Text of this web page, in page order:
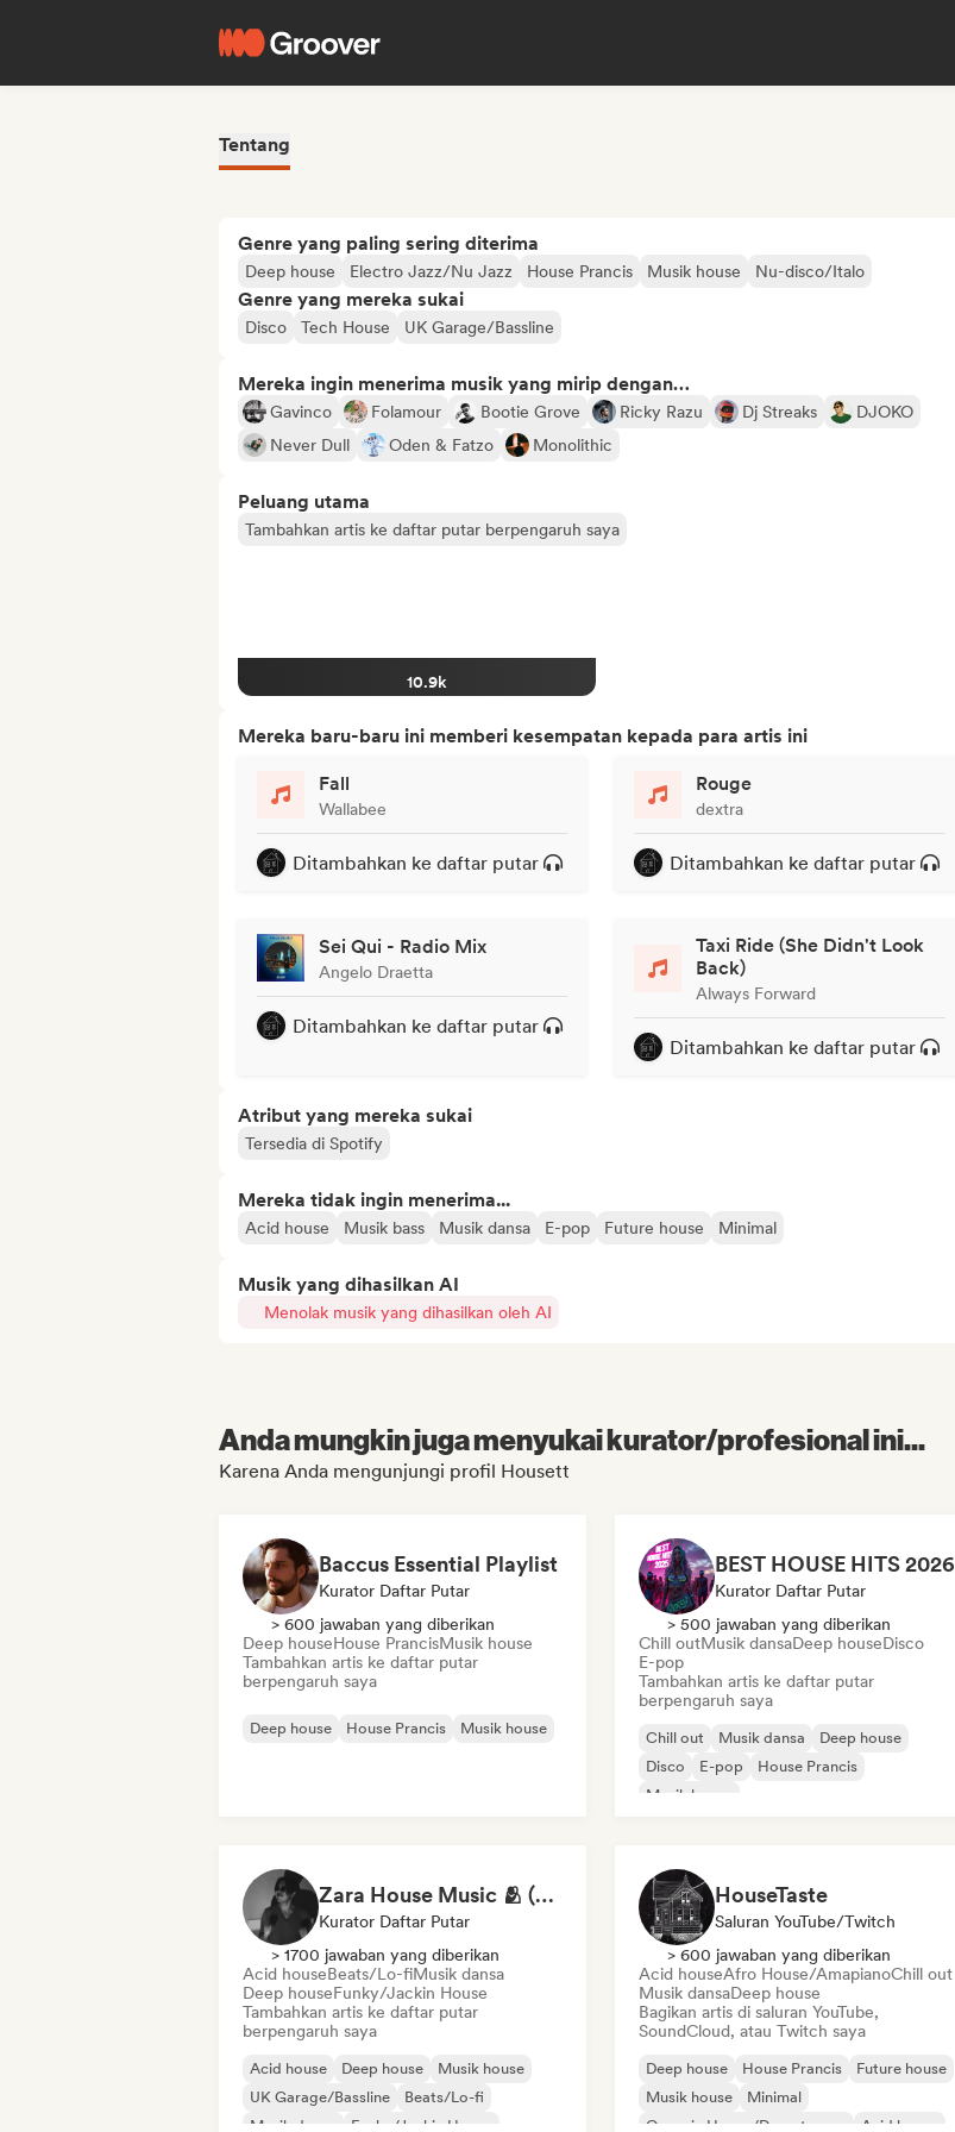
Tentang
Genre yang paling sering diterima
Deep house Electro Jazz/Nu Jazz House Prancis Musik house Nu-disco/Italo
Genre yang mereka sukai
Disco Tech House UK Garage/Bassline
Mereka ingin menerima musik yang mirip dengan…
Gavinco Folamour Bootie Grove Ricky Razu Dj Streaks
DJOKO
Never Dull
Oden & Fatzo Monolithic
Peluang utama
Tambahkan artis ke daftar putar berpengaruh saya
10.9k
Mereka baru-baru ini memberi kesempatan kepada para artis ini
Fall
Wallabee
Ditambahkan ke daftar putar
Rouge
dextra
Ditambahkan ke daftar putar
Sei Qui - Radio Mix
Angelo Draetta
Ditambahkan ke daftar putar
Taxi Ride (She Didn't Look
Back)
Always Forward
Ditambahkan ke daftar putar
Atribut yang mereka sukai
Tersedia di Spotify
Mereka tidak ingin menerima...
Acid house Musik bass Musik dansa E-pop Future house Minimal
Musik yang dihasilkan AI
Menolak musik yang dihasilkan oleh AI
Anda mungkin juga menyukai kurator/profesional ini...
Karena Anda mengunjungi profil Housett
Baccus Essential Playlist
Kurator Daftar Putar
> 600 jawaban yang diberikan
Deep houseHouse PrancisMusik house
Tambahkan artis ke daftar putar
berpengaruh saya
Deep house House Prancis Musik house
BEST HOUSE HITS 2026
Kurator Daftar Putar
> 500 jawaban yang diberikan
Chill outMusik dansaDeep houseDisco
E-pop
Tambahkan artis ke daftar putar
berpengaruh saya
Chill out Musik dansa
Deep house
Disco
E-pop
House Prancis
Musik house
Zara House Music 🫂 (by Jasiel Reynoso)
Kurator Daftar Putar
> 1700 jawaban yang diberikan
Acid houseBeats/Lo-fiMusik dansa
Deep houseFunky/Jackin House
Tambahkan artis ke daftar putar
berpengaruh saya
Acid house Deep house
Musik house
UK Garage/Bassline
Beats/Lo-fi
Musik dansa
Funky/Jackin House
HouseTaste
Saluran YouTube/Twitch
> 600 jawaban yang diberikan
Acid houseAfro House/AmapianoChill out
Musik dansaDeep house
Bagikan artis di saluran YouTube,
SoundCloud, atau Twitch saya
Deep house House Prancis
Future house
Musik house
Minimal
Organic House/Downtempo
Acid house